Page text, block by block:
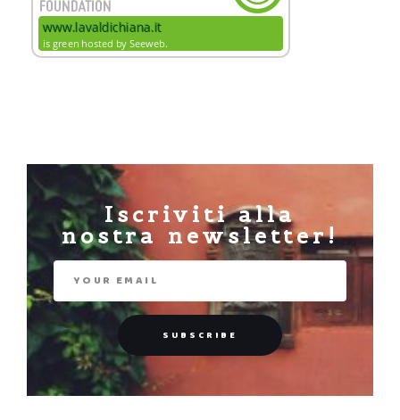
Iscriviti alla
nostra newsletter!